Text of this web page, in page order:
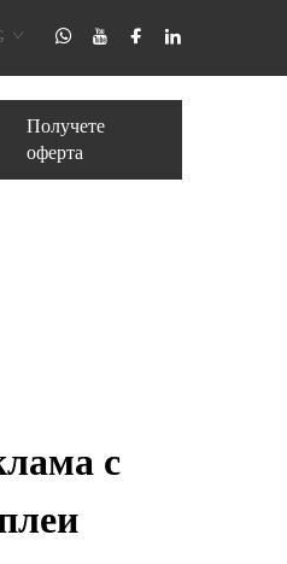
Получете
оферта
с